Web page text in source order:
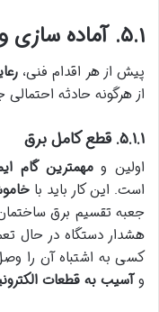
۵.۱. آماده سازی و رعایت اصول ایمنی
پیش از هر اقدام فنی،
از هرگونه حادثه
۵.۱.۱. قطع کامل برق
اولین ومهمترین گام
است. این کار باید با
جعبه تقسیم برق
هشدار دستگاه در حال
کسی به اشتباه آن را
وآسیب به قطعات